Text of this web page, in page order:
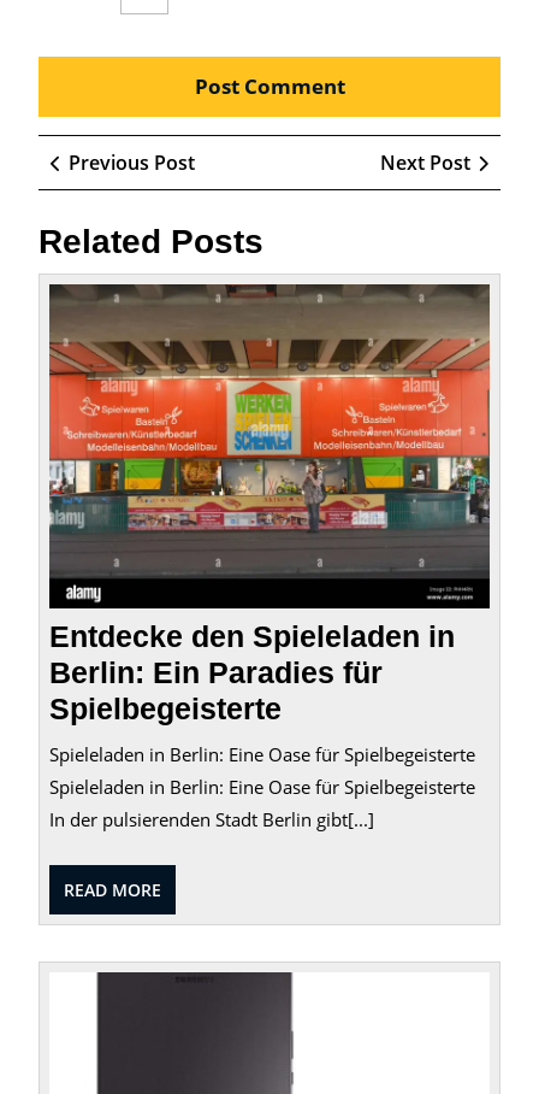
Beitragsnavigation
Previous PostPrevious
Post
Next Post
Next
Post
Related Posts
den
in
Ein
für
Entdecke den Spieleladen in
Berlin: Ein Paradies für
Spielbegeisterte
Spieleladen in Berlin: Eine Oase für Spielbegeisterte
Spieleladen in Berlin: Eine Oase für Spielbegeisterte
In der pulsierenden Stadt Berlin gibt[...]
READ MORE
MORE